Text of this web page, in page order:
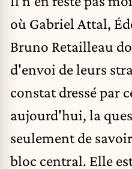
où Gabriel Attal,
Bruno Retailleau
d'envoi de leurs
constat dressé par
aujourd'hui, la
seulement de
bloc central. Elle